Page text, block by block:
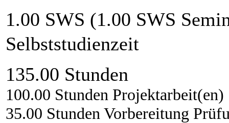
1.00 SWS (1.00 SWS
Selbststudienzeit
135.00 Stunden
100.00 Stunden Projektarbeit(en)
35.00 Stunden Vorbereitung